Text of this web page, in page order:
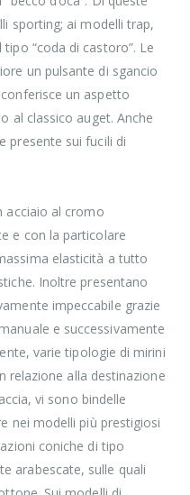
sporting; ai modelli trap,
“coda di castoro”. Le
un pulsante di sgancio
un aspetto
al classico auget. Anche
presente sui fucili di
acciaio al cromo
e con la particolare
elasticità a tutto
Inoltre presentano
impeccabile grazie
e successivamente
varie tipologie di mirini
relazione alla destinazione
vi sono bindelle
nei modelli più prestigiosi
coniche di tipo
arabescate, sulle quali